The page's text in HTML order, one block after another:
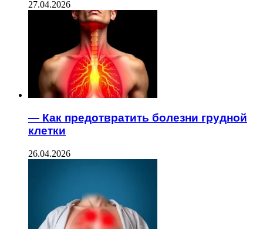
27.04.2026
— Как предотвратить болезни грудной
клетки
26.04.2026